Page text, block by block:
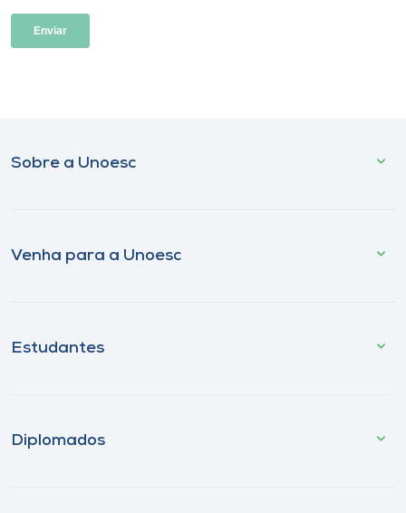
Sobre a Unoesc
Venha para a Unoesc
Estudantes
Diplomados